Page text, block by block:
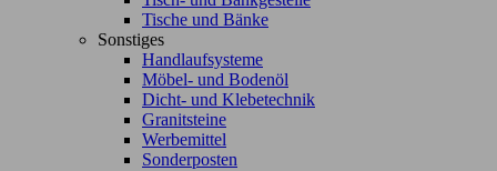
Tische und Bänke
Sonstiges
Handlaufsysteme
Möbel- und Bodenöl
Dicht- und Klebetechnik
Granitsteine
Werbemittel
Sonderposten